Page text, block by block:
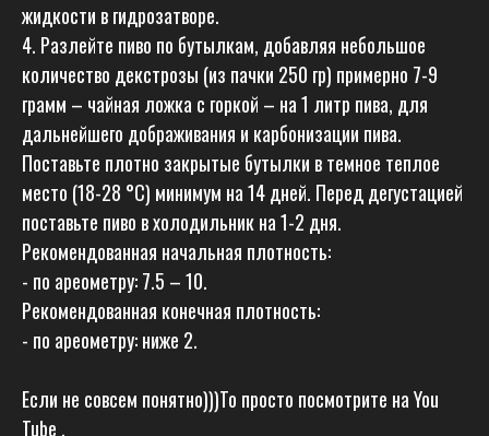
жидкости в гидрозатворе.
4. Разлейте пиво по бутылкам, добавляя небольшое
количество декстрозы (из пачки 250 гр) примерно 7-9
грамм – чайная ложка с горкой – на 1 литр пива, для
дальнейшего дображивания и карбонизации пива.
Поставьте плотно закрытые бутылки в темное теплое
место (18-28 °C) минимум на 14 дней. Перед дегустацией
поставьте пиво в холодильник на 1-2 дня.
Рекомендованная начальная плотность:
- по ареометру: 7.5 – 10.
Рекомендованная конечная плотность:
- по ареометру: ниже 2.
Если не совсем понятно)))То просто посмотрите на You
Tube .